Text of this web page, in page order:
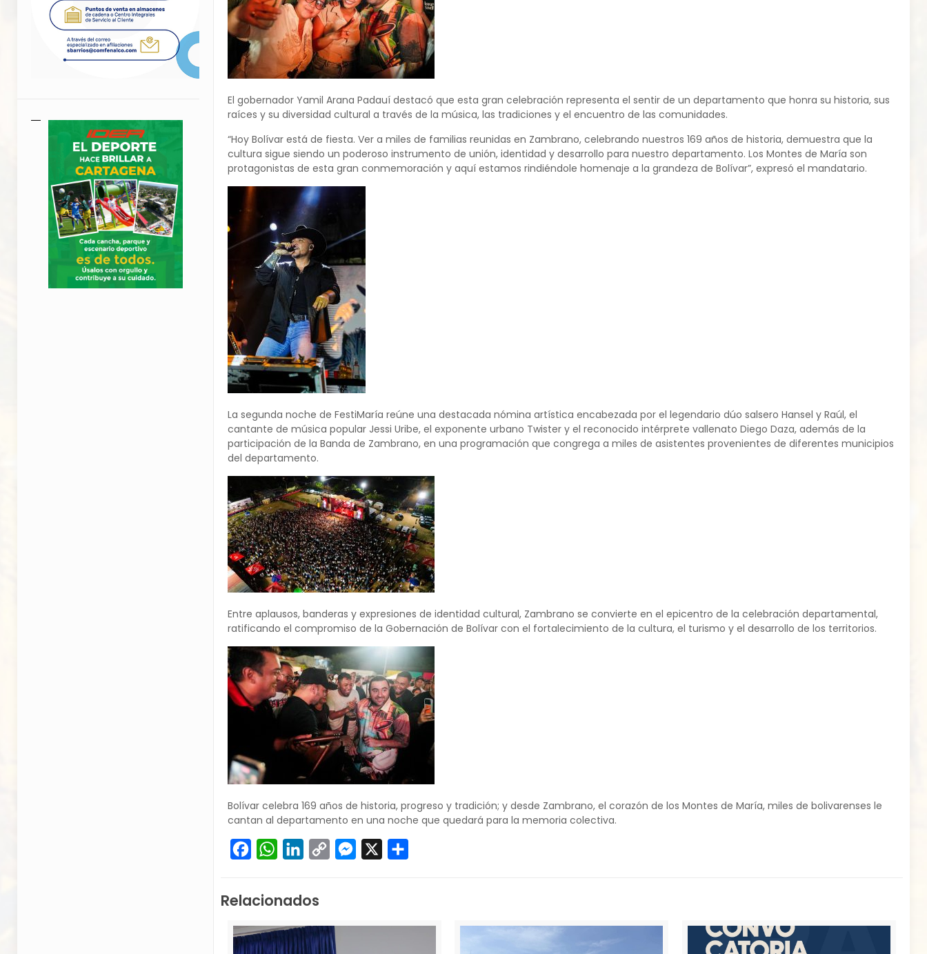
El gobernador Yamil Arana Padauí destacó que esta gran celebración representa el sentir de un departamento que honra su historia, sus
raíces y su diversidad cultural a través de la música, las tradiciones y el encuentro de las comunidades.
“Hoy Bolívar está de fiesta. Ver a miles de familias reunidas en Zambrano, celebrando nuestros 169 años de historia, demuestra que la
cultura sigue siendo un poderoso instrumento de unión, identidad y desarrollo para nuestro departamento. Los Montes de María son
protagonistas de esta gran conmemoración y aquí estamos rindiéndole homenaje a la grandeza de Bolívar”, expresó el mandatario.
La segunda noche de FestiMaría reúne una destacada nómina artística encabezada por el legendario dúo salsero Hansel y Raúl, el
cantante de música popular Jessi Uribe, el exponente urbano Twister y el reconocido intérprete vallenato Diego Daza, además de la
participación de la Banda de Zambrano, en una programación que congrega a miles de asistentes provenientes de diferentes municipios
del departamento.
Entre aplausos, banderas y expresiones de identidad cultural, Zambrano se convierte en el epicentro de la celebración departamental,
ratificando el compromiso de la Gobernación de Bolívar con el fortalecimiento de la cultura, el turismo y el desarrollo de los territorios.
Bolívar celebra 169 años de historia, progreso y tradición; y desde Zambrano, el corazón de los Montes de María, miles de bolivarenses le
cantan al departamento en una noche que quedará para la memoria colectiva.
FacebookWhatsAppLinkedIn
Copy
Messenger
Relacionados